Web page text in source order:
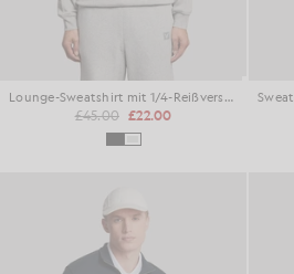
Lounge-Sweatshirt mit 1/4-Reißverschluss
£45.00 £22.00